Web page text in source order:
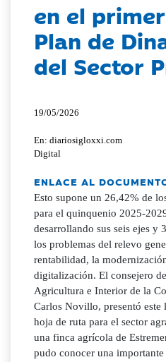
en el
Plan de
del Sector
19/05/2026
En: diariosigloxxi.com
Digital
ENLACE AL
Esto supone un 26,42% de
para el quinquenio 2025-
desarrollando sus seis ejes y
los problemas del relevo
rentabilidad, la
digitalización. El consejero
Agricultura e Interior de la
Carlos Novillo, presentó este
hoja de ruta para el sector
una finca agrícola de
pudo conocer una